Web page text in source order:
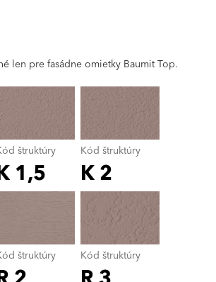
len pre fasádne omietky Baumit Top.
štruktúry
1,5
Kód štruktúry
K 2
štruktúry Kód štruktúry